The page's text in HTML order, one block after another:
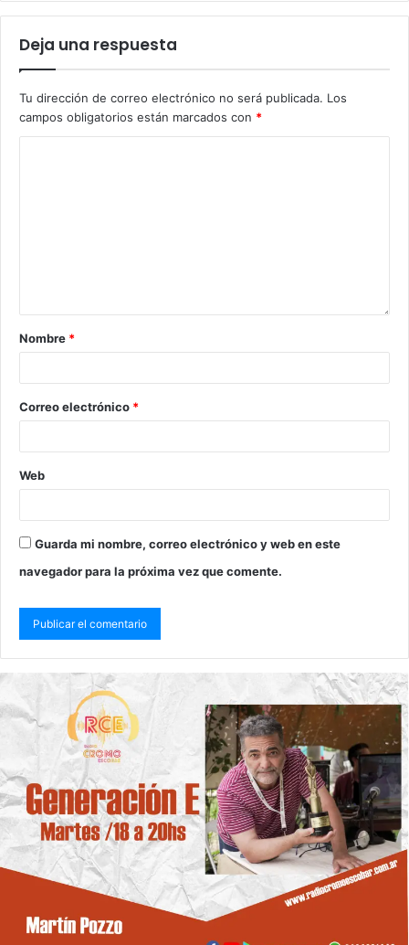
Deja una respuesta
Tu dirección de correo electrónico no será publicada. Los
campos obligatorios están marcados con *
Nombre *
Correo electrónico *
Web
Guarda mi nombre, correo electrónico y web en este
navegador para la próxima vez que comente.